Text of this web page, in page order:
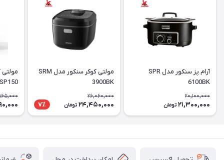
آرام پز سنکور مدل SPR
6100BK
20,100,000
21,300,000 تومان
مولتی کوکر سنکور مدل SRM
3900BK
26,060,000
24,450,000 تومان 7٪
SP150